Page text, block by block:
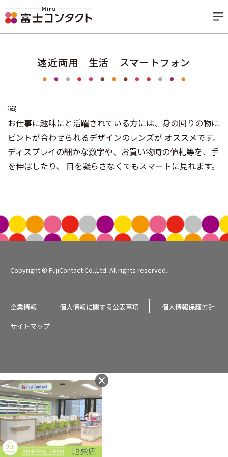
遠近両用 生活 スマートフォン
￼
お仕事に趣味にと活躍されている方には、身の回りの物に
ピントが合わせられるデザインのレンズが オススメです。
ディスプレイの細かな数字や、お買い物時の値札等を、手
を伸ばしたり、 目を凝らさなくてもスマートに見れます。
Copyright © FujiContact Co.,Ltd. All rights reserved.
企業情報 個人情報に関する公表事項
個人情報保護方針
サイトマップ